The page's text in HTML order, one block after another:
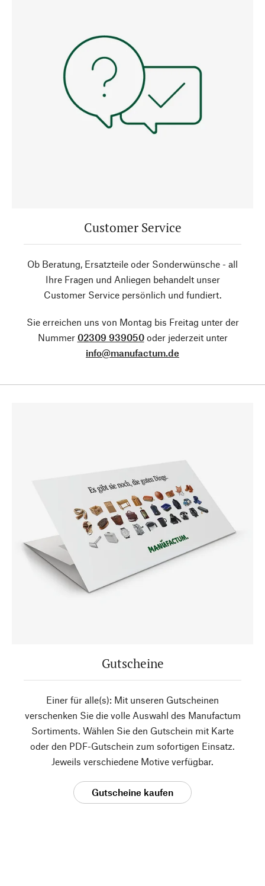
Customer Service
Ob Beratung, Ersatzteile oder Sonderwünsche - all
Ihre Fragen und Anliegen behandelt unser
Customer Service persönlich und fundiert.
Sie erreichen uns von Montag bis Freitag unter der
Nummer 02309 939050oder jederzeit unter
info@manufactum.de
Gutscheine
Einer für alle(s): Mit unseren Gutscheinen
verschenken Sie die volle Auswahl des Manufactum
Sortiments. Wählen Sie den Gutschein mit Karte
oder den PDF-Gutschein zum sofortigen Einsatz.
Jeweils verschiedene Motive verfügbar.
Gutscheine kaufen